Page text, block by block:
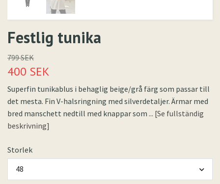
Festlig tunika
799 SEK
400 SEK
Superfin tunikablus i behaglig beige/grå färg som passar till
det mesta. Fin V-halsringning med silverdetaljer. Ärmar med
bred manschett nedtill med knappar som ... [Se fullständig
beskrivning]
Storlek
48